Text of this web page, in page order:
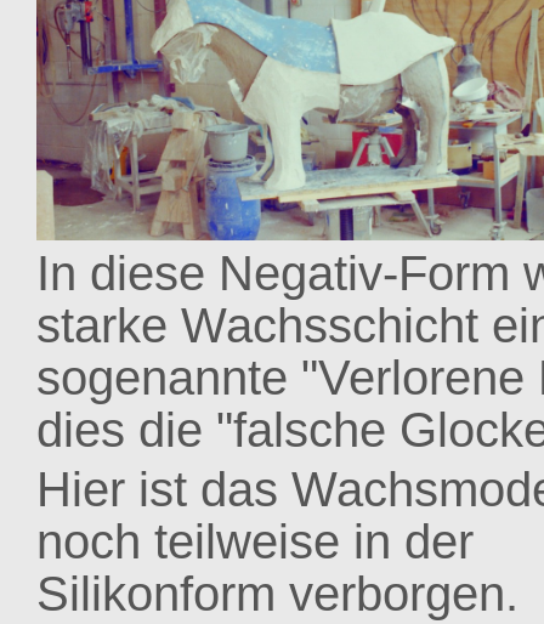
In diese Negativ-Form
starke Wachsschicht
sogenannte
dies die "falsche
Hier ist das
noch teilweise in der
Silikonform verborgen.